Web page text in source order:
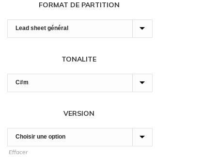
FORMAT DE PARTITION
TONALITE
VERSION
Effacer